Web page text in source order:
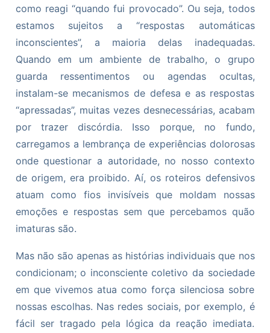
como reagi “quando fui provocado”. Ou seja, todos
estamos sujeitos a “respostas automáticas
inconscientes”, a maioria delas inadequadas.
Quando em um ambiente de trabalho, o grupo
guarda ressentimentos ou agendas ocultas,
instalam-se mecanismos de defesa e as respostas
“apressadas”, muitas vezes desnecessárias, acabam
por trazer discórdia. Isso porque, no fundo,
carregamos a lembrança de experiências dolorosas
onde questionar a autoridade, no nosso contexto
de origem, era proibido. Aí, os roteiros defensivos
atuam como fios invisíveis que moldam nossas
emoções e respostas sem que percebamos quão
imaturas são.
Mas não são apenas as histórias individuais que nos
condicionam; o inconsciente coletivo da sociedade
em que vivemos atua como força silenciosa sobre
nossas escolhas. Nas redes sociais, por exemplo, é
fácil ser tragado pela lógica da reação imediata.